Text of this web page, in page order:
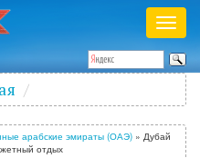
меню
арабские эмираты (ОАЭ)» Дубай
отдых